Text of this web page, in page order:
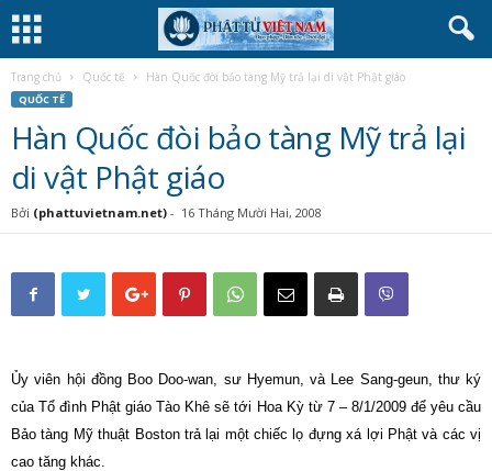
Trang chủ Quốc tế Hàn Quốc đòi bảo tàng Mỹ trả lại di vật Phật giáo
QUỐC TẾ
Hàn Quốc đòi bảo tàng Mỹ trả lại
di vật Phật giáo
Bởi (phattuvietnam.net) - 16 Tháng Mười Hai, 2008
Ủy viên hội đồng Boo Doo-wan, sư Hyemun, và Lee Sang-geun, thư ký
của Tổ đình Phật giáo Tào Khê sẽ tới Hoa Kỳ từ 7 – 8/1/2009 để yêu cầu
Bảo tàng Mỹ thuật Boston trả lại một chiếc lọ đựng xá lợi Phật và các vị
cao tăng khác.